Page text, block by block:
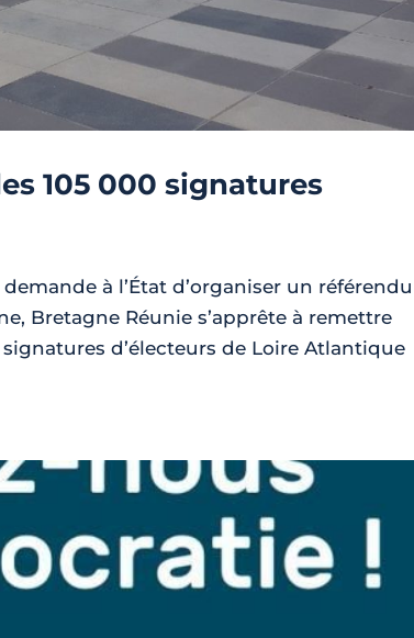
105 000 signatures
à l’État d’organiser un
Bretagne Réunie s’apprête à remettre
d’électeurs de Loire Atlantique